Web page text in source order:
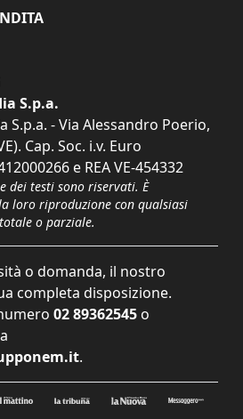
S.p.a.
S.p.a. - Via Alessandro Poerio,
Cap. Soc. i.v. Euro
e REA VE-454332
dei testi sono riservati. È
loro riproduzione con qualsiasi
o parziale.
o domanda, il nostro
completa disposizione.
02 89362545 o
.